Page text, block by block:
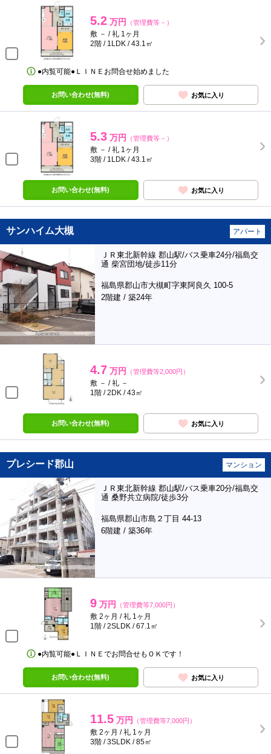
5.2 万円 （管理費等－）
敷 － / 礼 1ヶ月
2階 / 1LDK / 43.1㎡
●内覧可能●ＬＩＮＥお問合せ始めました
お問い合わせ(無料) お気に入り
5.3 万円 （管理費等－）
敷 － / 礼 1ヶ月
3階 / 1LDK / 43.1㎡
お問い合わせ(無料) お気に入り
サンハイム大槻 アパート
ＪＲ東北新幹線 郡山駅/バス乗車24分/福島交
通 柴宮団地/徒歩11分
福島県郡山市大槻町字東阿良久 100-5
2階建 / 築24年
4.7 万円 （管理費等2,000円）
敷 － / 礼 －
1階 / 2DK / 43㎡
お問い合わせ(無料) お気に入り
プレシード郡山 マンション
ＪＲ東北新幹線 郡山駅/バス乗車20分/福島交
通 桑野共立病院/徒歩3分
福島県郡山市島２丁目 44-13
6階建 / 築36年
9 万円 （管理費等7,000円）
敷 2ヶ月 / 礼 1ヶ月
1階 / 2SLDK / 67.1㎡
●内覧可能●ＬＩＮＥでお問合せもＯＫです！
お問い合わせ(無料) お気に入り
11.5 万円 （管理費等7,000円）
敷 2ヶ月 / 礼 1ヶ月
3階 / 3SLDK / 85㎡